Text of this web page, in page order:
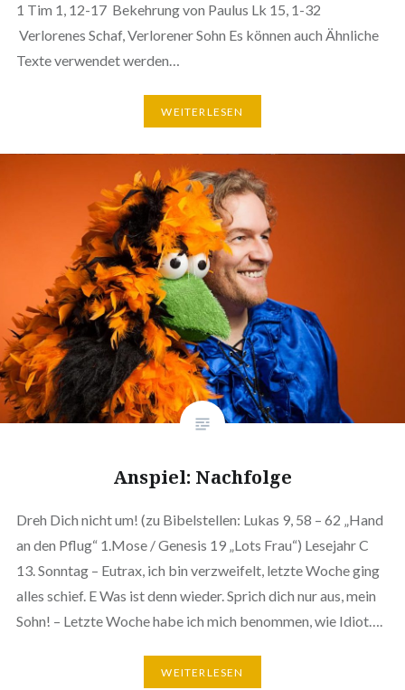
1 Tim 1, 12-17 Bekehrung von Paulus Lk 15, 1-32
Verlorenes Schaf, Verlorener Sohn Es können auch Ähnliche
Texte verwendet werden…
WEITERLESEN
Anspiel: Nachfolge
Dreh Dich nicht um! (zu Bibelstellen: Lukas 9, 58 – 62 „Hand
an den Pflug“ 1.Mose / Genesis 19 „Lots Frau“) Lesejahr C
13. Sonntag – Eutrax, ich bin verzweifelt, letzte Woche ging
alles schief. E Was ist denn wieder. Sprich dich nur aus, mein
Sohn! – Letzte Woche habe ich mich benommen, wie Idiot….
WEITERLESEN